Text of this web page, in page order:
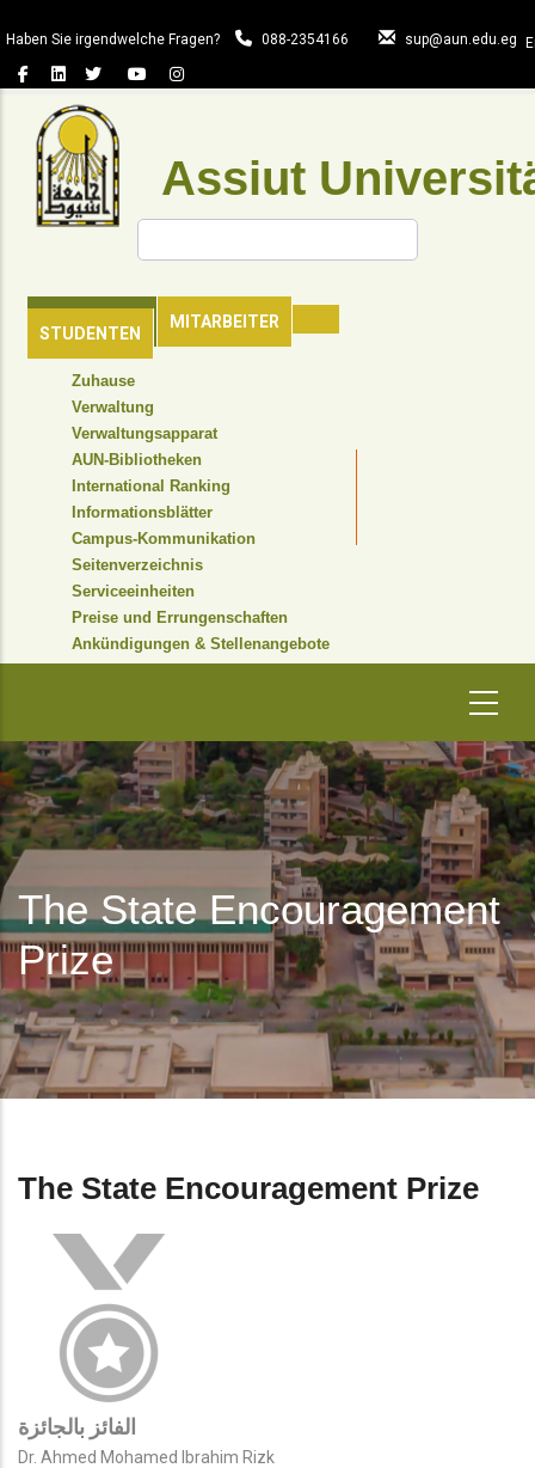
zum
Inhalt
Haben Sie irgendwelche Fragen? 088-2354166 sup@aun.edu.eg
Assiut
MITARBEITER
STUDENTEN
Suche
HEADER
NAVIGATION
Zuhause
Verwaltung
Verwaltungsapparat
AUN-Bibliotheken
International Ranking
Informationsblätter
Campus-Kommunikation
Seitenverzeichnis
Serviceeinheiten
Preise und Errungenschaften
Ankündigungen & Stellenangebote
The State Encouragement
Prize
The State Encouragement Prize
الفائز بالجائزة
Dr. Ahmed Mohamed Ibrahim Rizk